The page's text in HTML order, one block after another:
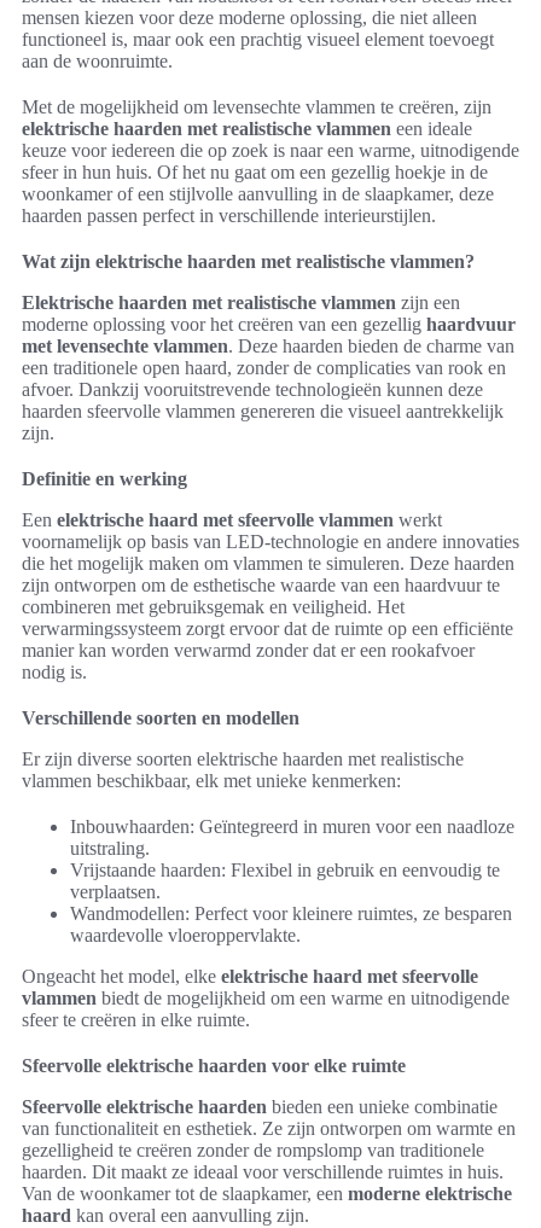
mensen kiezen voor deze moderne oplossing, die niet alleen
functioneel is, maar ook een prachtig visueel element toevoegt
aan de woonruimte.
Met de mogelijkheid om levensechte vlammen te creëren, zijn
elektrische haarden met realistische vlammen een ideale
keuze voor iedereen die op zoek is naar een warme, uitnodigende
sfeer in hun huis. Of het nu gaat om een gezellig hoekje in de
woonkamer of een stijlvolle aanvulling in de slaapkamer, deze
haarden passen perfect in verschillende interieurstijlen.
Wat zijn elektrische haarden met realistische vlammen?
Elektrische haarden met realistische vlammen zijn een
moderne oplossing voor het creëren van een gezellig haardvuur
met levensechte vlammen. Deze haarden bieden de charme van
een traditionele open haard, zonder de complicaties van rook en
afvoer. Dankzij vooruitstrevende technologieën kunnen deze
haarden sfeervolle vlammen genereren die visueel aantrekkelijk
zijn.
Definitie en werking
Een elektrische haard met sfeervolle vlammen werkt
voornamelijk op basis van LED-technologie en andere innovaties
die het mogelijk maken om vlammen te simuleren. Deze haarden
zijn ontworpen om de esthetische waarde van een haardvuur te
combineren met gebruiksgemak en veiligheid. Het
verwarmingssysteem zorgt ervoor dat de ruimte op een efficiënte
manier kan worden verwarmd zonder dat er een rookafvoer
nodig is.
Verschillende soorten en modellen
Er zijn diverse soorten elektrische haarden met realistische
vlammen beschikbaar, elk met unieke kenmerken:
Inbouwhaarden: Geïntegreerd in muren voor een naadloze
uitstraling.
Vrijstaande haarden: Flexibel in gebruik en eenvoudig te
verplaatsen.
Wandmodellen: Perfect voor kleinere ruimtes, ze besparen
waardevolle vloeroppervlakte.
Ongeacht het model, elke elektrische haard met sfeervolle
vlammen biedt de mogelijkheid om een warme en uitnodigende
sfeer te creëren in elke ruimte.
Sfeervolle elektrische haarden voor elke ruimte
Sfeervolle elektrische haarden bieden een unieke combinatie
van functionaliteit en esthetiek. Ze zijn ontworpen om warmte en
gezelligheid te creëren zonder de rompslomp van traditionele
haarden. Dit maakt ze ideaal voor verschillende ruimtes in huis.
Van de woonkamer tot de slaapkamer, een moderne elektrische
haard kan overal een aanvulling zijn.